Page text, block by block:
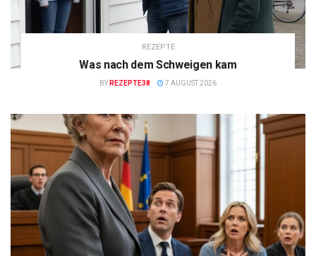
REZEPTE
Was nach dem Schweigen kam
BY REZEPTE38 7 AUGUST 2026